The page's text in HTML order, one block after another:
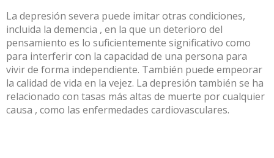
La depresión severa puede imitar otras condiciones,
incluida la demencia , en la que un deterioro del
pensamiento es lo suficientemente significativo como
para interferir con la capacidad de una persona para
vivir de forma independiente. También puede empeorar
la calidad de vida en la vejez. La depresión también se ha
relacionado con tasas más altas de muerte por cualquier
causa , como las enfermedades cardiovasculares.